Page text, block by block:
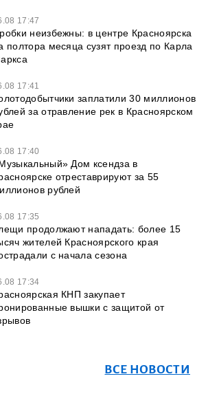
17:47
неизбежны: в центре Красноярска
полтора месяца сузят проезд по Карла
17:41
заплатили 30 миллионов
за отравление рек в Красноярском
17:40
Дом ксендза в
отреставрируют за 55
рублей
17:35
продолжают нападать: более 15
жителей Красноярского края
с начала сезона
17:34
КНП закупает
вышки с защитой от
ВСЕ НОВОСТИ